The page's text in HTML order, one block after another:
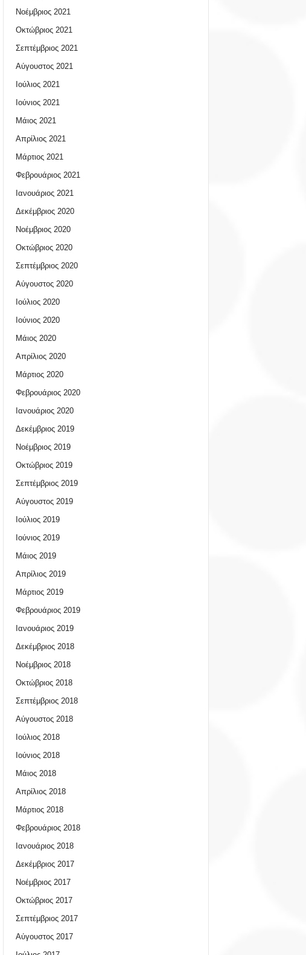
Νοέμβριος 2021
Οκτώβριος 2021
Σεπτέμβριος 2021
Αύγουστος 2021
Ιούλιος 2021
Ιούνιος 2021
Μάιος 2021
Απρίλιος 2021
Μάρτιος 2021
Φεβρουάριος 2021
Ιανουάριος 2021
Δεκέμβριος 2020
Νοέμβριος 2020
Οκτώβριος 2020
Σεπτέμβριος 2020
Αύγουστος 2020
Ιούλιος 2020
Ιούνιος 2020
Μάιος 2020
Απρίλιος 2020
Μάρτιος 2020
Φεβρουάριος 2020
Ιανουάριος 2020
Δεκέμβριος 2019
Νοέμβριος 2019
Οκτώβριος 2019
Σεπτέμβριος 2019
Αύγουστος 2019
Ιούλιος 2019
Ιούνιος 2019
Μάιος 2019
Απρίλιος 2019
Μάρτιος 2019
Φεβρουάριος 2019
Ιανουάριος 2019
Δεκέμβριος 2018
Νοέμβριος 2018
Οκτώβριος 2018
Σεπτέμβριος 2018
Αύγουστος 2018
Ιούλιος 2018
Ιούνιος 2018
Μάιος 2018
Απρίλιος 2018
Μάρτιος 2018
Φεβρουάριος 2018
Ιανουάριος 2018
Δεκέμβριος 2017
Νοέμβριος 2017
Οκτώβριος 2017
Σεπτέμβριος 2017
Αύγουστος 2017